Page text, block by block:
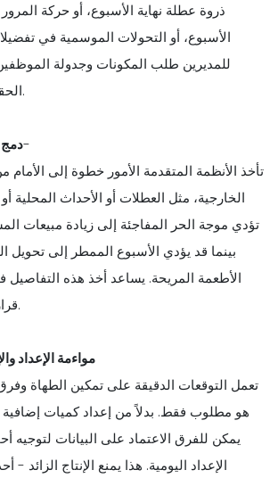
ذروة عطلة نهاية الأسبوع، أو حركة
الأسبوع، أو التحولات الموسمية في
للمديرين طلب المكونات وجدولة
الحقيقية وليس التخمين.
2.-
تأخذ الأنظمة المتقدمة الأمور خطوة إلى الأمام
الخارجية، مثل العطلات أو الأحداث
تؤدي موجة الحر المفاجئة إلى زيادة مبيعات
بينما قد يؤدي الأسبوع الممطر إلى تحويل
الأطعمة المريحة. يساعد أخذ هذه
قرارات الإعداد والشراء.
3. مواءمة الإعداد
تعمل التوقعات الدقيقة على تمكين الطهاة وفرق
هو مطلوب فقط. بدلاً من إعداد كميات إضافية
يمكن للفرق الاعتماد على البيانات لتوجيه
الإعداد اليومية. هذا يمنع الإنتاج الزائد -